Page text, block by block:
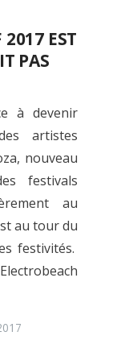
2017 EST
PAS
à devenir
artistes
nouveau
festivals
au
au tour du
festivités.